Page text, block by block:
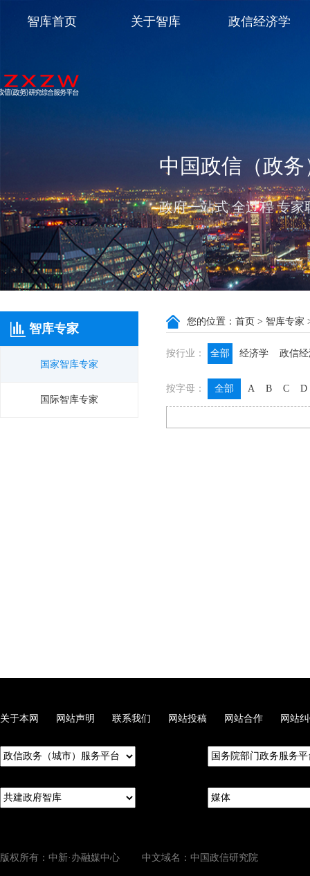
中国政信（政
政府一站式 全过程 专
智库首页 关于智库 政信经济学
智库专家
国家智库专家
国际智库专家
您的位置： 首页 > 智库专家
按行业： 全部 经济学
政信
膳食养生
名医西药
按字母： 全部 A B C D
关于本网 网站声明 联系我们 网站投稿 网站合作 网站
版权所有：中新·办融媒中心 中文域名：中国政信研究院